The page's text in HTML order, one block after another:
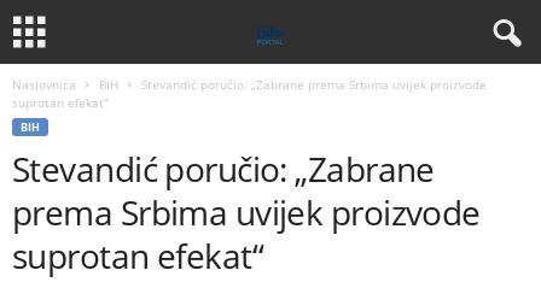
Naslovnica BIH
Stevandić poručio: „Zabrane prema Srbima uvijek proizvode
suprotan efekat“
BIH
Stevandić poručio: „Zabrane
prema Srbima uvijek proizvode
suprotan efekat“